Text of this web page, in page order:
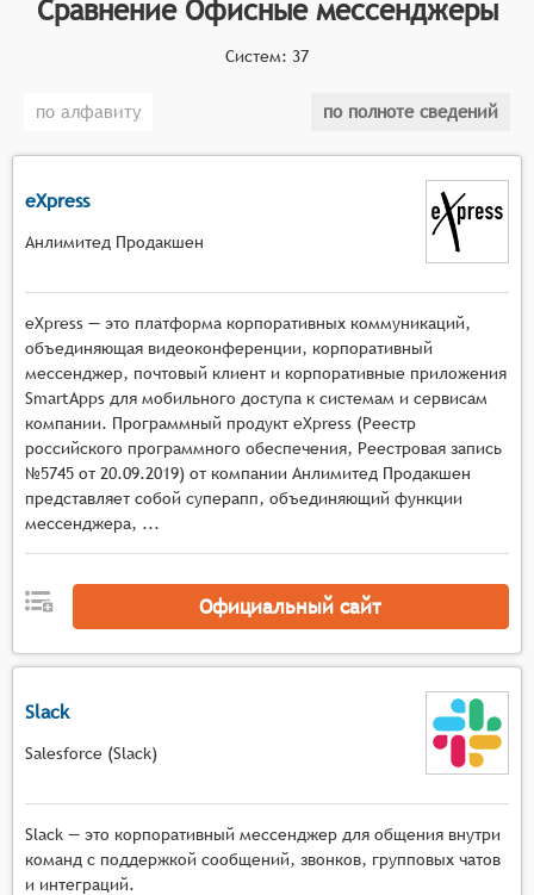
Классификатор программных продуктов Соваре
определяет конкретные функциональные критерии
на рынке офисных мессенджеров, системы должны
Структурированное рабочее пространство с
возможностью создания отдельных каналов для
разных отделов, проектов и команд, что
Управление корпоративными задачами через
встроенные механизмы постановки поручений,
назначения ответственных лиц и контроля
исполнения с возможностью обсуждения в
контексте конкретной задачи
Совместная работа над корпоративным
контентом с поддержкой одновременного
редактирования документов, презентаций и
реального времени
Автоматизация рабочих процессов посредством
встроенных инструментов для создания
напоминаний и триггеров для типовых бизнес-
Контекстное рабочее общение с возможностью
а также создания тематических меток для
быстрого поиска информации
Сравнение Офисные мессенджеры
Систем: 37
по алфавиту по полноте сведений
eXpress
Анлимитед Продакшен
eXpress — это платформа корпоративных коммуникаций,
объединяющая видеоконференции, корпоративный
мессенджер, почтовый клиент и корпоративные приложения
SmartApps для мобильного доступа к системам и сервисам
компании. Программный продукт eXpress (Реестр
российского программного обеспечения, Реестровая запись
№5745 от 20.09.2019) от компании Анлимитед Продакшен
представляет собой суперапп, объединяющий функции
мессенджера, ...
Официальный сайт
Slack
Salesforce (Slack)
Slack — это корпоративный мессенджер для общения внутри
команд с поддержкой сообщений, звонков, групповых чатов
и интеграций.